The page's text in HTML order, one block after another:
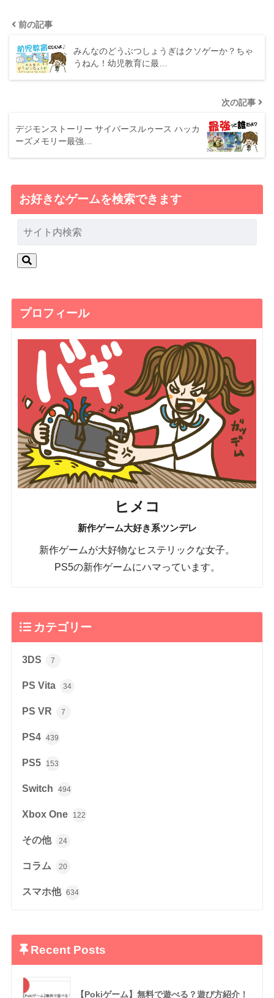
前の記事
みんなのどうぶつしょうぎはクソゲーか？ちゃ
うねん！幼児教育に最…
次の記事
デジモンストーリー サイバースルゥース ハッカ
ーズメモリー最強…
お好きなゲームを検索できます
プロフィール
ヒメコ
新作ゲーム大好き系ツンデレ
新作ゲームが大好物なヒステリックな女子。
PS5の新作ゲームにハマっています。
カテゴリー
3DS 7
PS Vita 34
PS VR 7
PS4 439
PS5 153
Switch 494
Xbox One 122
その他 24
コラム 20
スマホ他 634
Recent Posts
【Pokiゲーム】無料で遊べる？遊び方紹介！